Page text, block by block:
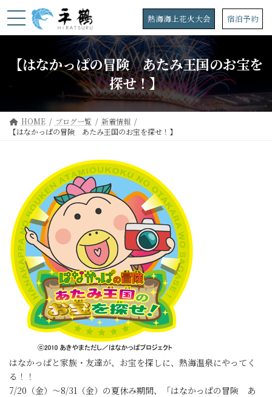
ン
プ
ビ
動
熱海海上花火大会 宿泊予約
【はなかっぱの冒険 あたみ王国のお宝を
探せ！】
HOME ブログ一覧
新着情報
【はなかっぱの冒険 あたみ王国のお宝を探せ！】
はなかっぱと家族・友達が、お宝を探しに、熱海温泉にやってく
る！！
7/20（金）～8/31（金）の夏休み期間、「はなかっぱの冒険 あ